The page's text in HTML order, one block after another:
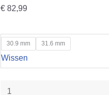
€ 82,99
30.9 mm 31.6 mm
Wissen
TITLE
AP1
Seatpost